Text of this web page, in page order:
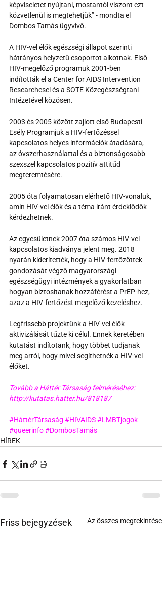
képviseletet nyújtani, mostantól viszont ezt
közvetlenül is megtehetjük” - mondta el
Dombos Tamás ügyvivő.
A HIV-vel élők egészségi állapot szerinti
hátrányos helyzetű csoportot alkotnak. Első
HIV-megelőző programuk 2001-ben
indították el a Center for AIDS Intervention
Researchcsel és a SOTE Közegészségtani
Intézetével közösen.
2003 és 2005 között zajlott első Budapesti
Esély Programjuk a HIV-fertőzéssel
kapcsolatos helyes információk átadására,
az óvszerhasználattal és a biztonságosabb
szexszel kapcsolatos pozitív attitűd
megteremtésére.
2005 óta folyamatosan elérhető HIV-vonaluk,
amin HIV-vel élők és a téma iránt érdeklődők
kérdezhetnek.
Az egyesületnek 2007 óta számos HIV-vel
kapcsolatos kiadványa jelent meg. 2018
nyarán kiderítették, hogy a HIV-fertőzöttek
gondozását végző magyarországi
egészségügyi intézmények a gyakorlatban
hogyan biztosítanak hozzáférést a PrEP-hez,
azaz a HIV-fertőzést megelőző kezeléshez.
Legfrissebb projektünk a HIV-vel élők
aktivizálását tűzte ki célul. Ennek keretében
kutatást indítotank, hogy többet tudjanak
meg arról, hogy mivel segíthetnék a HIV-vel
élőket.
Tovább a Háttér Társaság felméréséhez:
http://kutatas.hatter.hu/818187
#HáttérTársaság #HIVAIDS#LMBTjogok
#queerinfo#DombosTamás
HÍREK
Friss bejegyzések Az összes megtekintése